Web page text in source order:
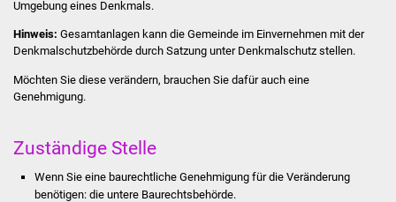
Stadtinfo
Projekte
Umgebung eines Denkmals.
Hinweis: Gesamtanlagen kann die Gemeinde im Einvernehmen mit der
Denkmalschutzbehörde durch Satzung unter Denkmal schutz stellen.
Möchten Sie diese verändern, brauchen Sie dafür auch eine
Genehmigung.
Zuständige Stelle
Wenn Sie eine baurechtliche Genehmigung für die Veränderung
benötigen: die untere Baurechtsbehörde.